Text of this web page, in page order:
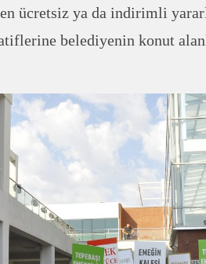
ücretsiz ya da indirimli
belediyenin konut